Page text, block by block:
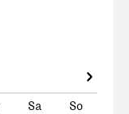
Sa
So